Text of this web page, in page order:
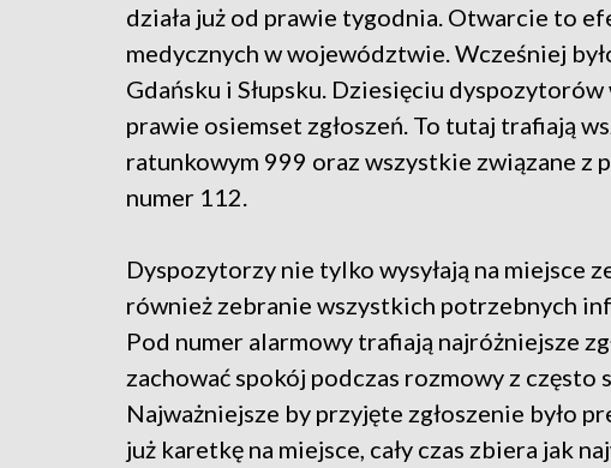
działa już od prawie tygodnia. Otwarcie to
medycznych w województwie. Wcześniej
Gdańsku i Słupsku. Dziesięciu
prawie osiemset zgłoszeń. To tutaj trafiają
ratunkowym 999 oraz wszystkie związane z
numer 112.
Dyspozytorzy nie tylko wysyłają na miejsce
również zebranie wszystkich potrzebnych
Pod numer alarmowy trafiają najróżniejsze
zachować spokój podczas rozmowy z często
Najważniejsze by przyjęte zgłoszenie było
już karetkę na miejsce, cały czas zbiera jak